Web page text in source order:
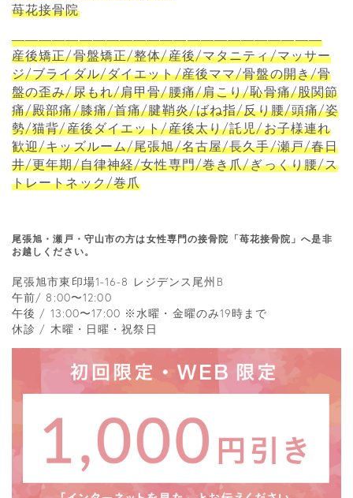
苺花接骨院
―――――――――――――――――――――――
産後矯正/骨盤矯正/整体/産後/マタニティ/マッサー
ジ/ブライダル/ダイエット/産後ママ/骨盤の開き/骨
盤の歪み/尿もれ/肩甲骨/腰痛/肩こり/恥骨痛/股関節
痛/殿部痛/膝痛/首痛/腱鞘炎/ばね指/反り腰/頭痛/姿
勢/猫背/産後ダイエット/産後太り/託児/お子様連れ
歓迎/キッズルーム/尾張旭/名古屋/長久手/瀬戸/春日
井/更年期/自律神経/女性専門/巻き爪/ぎっくり腰/ス
トレートネック/巻爪
尾張旭・瀬戸・守山市の方は女性専門の接骨院「苺花接骨院」へ是非
お越しください。
尾張旭市東印場1-16-8 レジデンス尾州B
午前/ 8:00〜12:00
午後 / 13:00〜17:00 ※水曜・金曜のみ19時まで
休診 / 木曜・日曜・祝祭日